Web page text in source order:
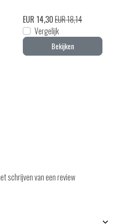
EUR 14,30EUR 18,14
Vergelijk
Bekijken
schrijven van een review